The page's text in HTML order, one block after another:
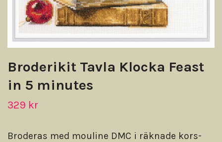
Broderikit Tavla Klocka Feast
in 5 minutes
329 kr
Broderas med mouline DMC i räknade kors-